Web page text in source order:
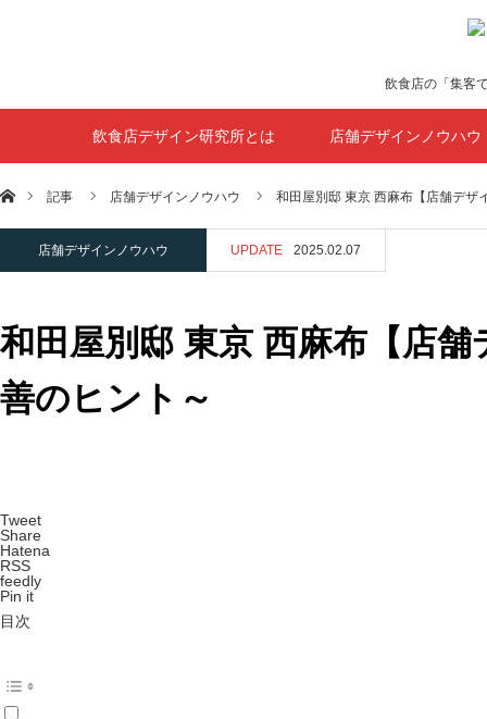
飲食店の「集客
飲食店デザイン研究所とは 店舗デザインノウハウ
ホーム記事 店舗デザインノウハウ 和田屋別邸 東京 西麻布【店舗デ
店舗デザインノウハウ UPDATE 2025.02.07
和田屋別邸 東京 西麻布【店
善のヒント～
Tweet
Share
Hatena
RSS
feedly
Pin it
目次